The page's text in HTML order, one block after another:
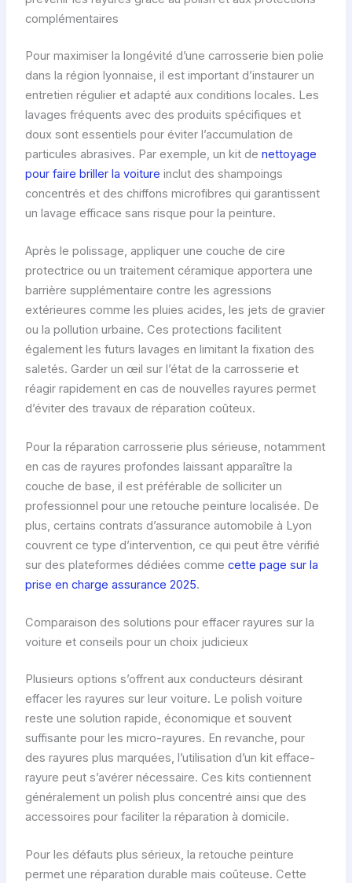
complémentaires
Pour maximiser la longévité d’une carrosserie bien polie
dans la région lyonnaise, il est important d’instaurer un
entretien régulier et adapté aux conditions locales. Les
lavages fréquents avec des produits spécifiques et
doux sont essentiels pour éviter l’accumulation de
particules abrasives. Par exemple, un kit de nettoyage
pour faire briller la voiture inclut des shampoings
concentrés et des chiffons microfibres qui garantissent
un lavage efficace sans risque pour la peinture.
Après le polissage, appliquer une couche de cire
protectrice ou un traitement céramique apportera une
barrière supplémentaire contre les agressions
extérieures comme les pluies acides, les jets de gravier
ou la pollution urbaine. Ces protections facilitent
également les futurs lavages en limitant la fixation des
saletés. Garder un œil sur l’état de la carrosserie et
réagir rapidement en cas de nouvelles rayures permet
d’éviter des travaux de réparation coûteux.
Pour la réparation carrosserie plus sérieuse, notamment
en cas de rayures profondes laissant apparaître la
couche de base, il est préférable de solliciter un
professionnel pour une retouche peinture localisée. De
plus, certains contrats d’assurance automobile à Lyon
couvrent ce type d’intervention, ce qui peut être vérifié
sur des plateformes dédiées comme cette page sur la
prise en charge assurance 2025.
Comparaison des solutions pour effacer rayures sur la
voiture et conseils pour un choix judicieux
Plusieurs options s’offrent aux conducteurs désirant
effacer les rayures sur leur voiture. Le polish voiture
reste une solution rapide, économique et souvent
suffisante pour les micro-rayures. En revanche, pour
des rayures plus marquées, l’utilisation d’un kit efface-
rayure peut s’avérer nécessaire. Ces kits contiennent
généralement un polish plus concentré ainsi que des
accessoires pour faciliter la réparation à domicile.
Pour les défauts plus sérieux, la retouche peinture
permet une réparation durable mais coûteuse. Cette